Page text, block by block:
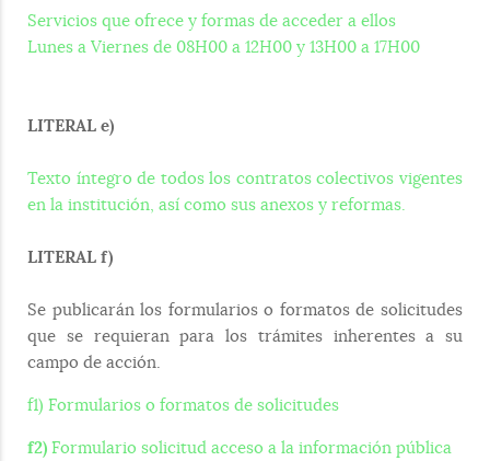
Servicios que ofrece y formas de acceder a ellos
Lunes a Viernes de 08H00 a 12H00 y 13H00 a 17H00
LITERAL e)
Texto íntegro de todos los contratos colectivos vigentes
en la institución, así como sus anexos y reformas.
LITERAL f)
Se publicarán los formularios o formatos de solicitudes
que se requieran para los trámites inherentes a su
campo de acción.
f1) Formularios o formatos de solicitudes
f2) Formulario solicitud acceso a la información pública